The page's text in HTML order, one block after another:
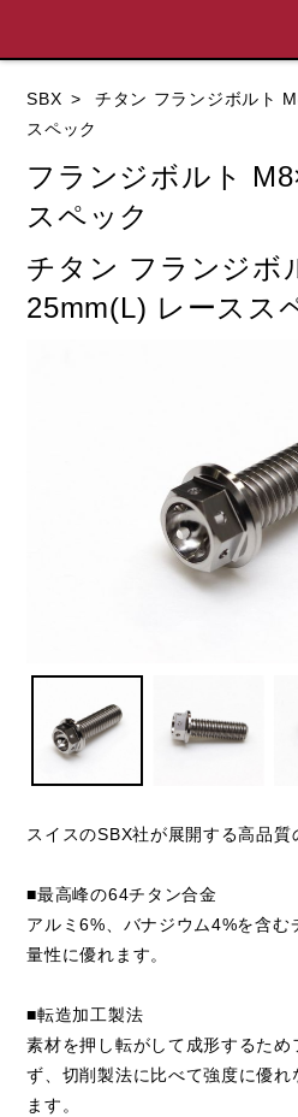
データを準備
閉じる
SBX
チタン フランジボルト
スペック
フランジボルト
スペック
チタン フランジボ
25mm(L) レースス
スイスのSBX社が展開する高品質
■最高峰の64チタン合金
アルミ6%、バナジウム4%を含む
量性に優れます。
■転造加工製法
素材を押し転がして成形するた
ず、切削製法に比べて強度に優れ
ます。